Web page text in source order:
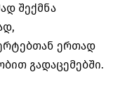
შექმნა
ერთად
გადაცემებში.